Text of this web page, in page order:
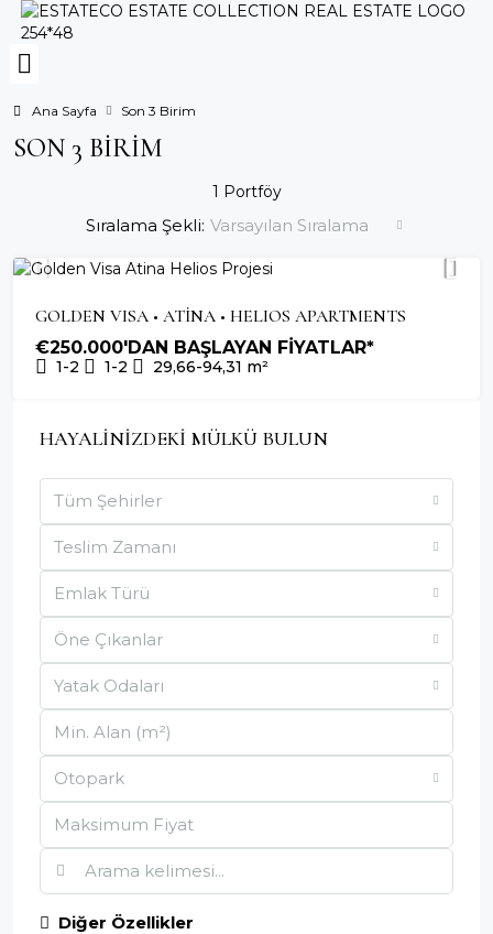
Ana Sayfa Son 3 Birim
SON 3 BIRIM
1 Portföy
Sıralama Şekli: Varsayılan Sıralama
GOLDEN VISA • ATİNA • HELIOS APARTMENTS
€250.000'DAN BAŞLAYAN FİYATLAR*
1-2 1-2 29,66-94,31 m²
HAYALİNİZDEKİ MÜLKÜ BULUN
Tüm Şehirler
Teslim Zamanı
Emlak Türü
Öne Çıkanlar
Yatak Odaları
Otopark
Diğer Özellikler